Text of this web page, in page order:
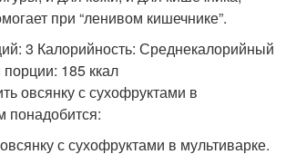
при “ленивом кишечнике”.
3 Калорийность: Среднекалорийный
185 ккал
овсянку с сухофруктами в
понадобится:
с сухофруктами в мультиварке.